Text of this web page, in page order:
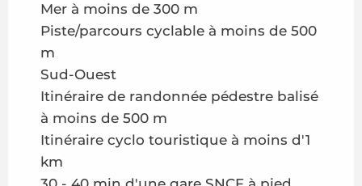
Mer à moins de 300 m
Piste/parcours cyclable à moins de 500
m
Sud-Ouest
Itinéraire de randonnée pédestre balisé
à moins de 500 m
Itinéraire cyclo touristique à moins d'1
km